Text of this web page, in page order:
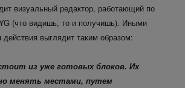
визуальный редактор, работающий по
(что видишь, то и получишь). Иными
выглядит таким образом:
из уже готовых блоков. Их
менять местами, путем